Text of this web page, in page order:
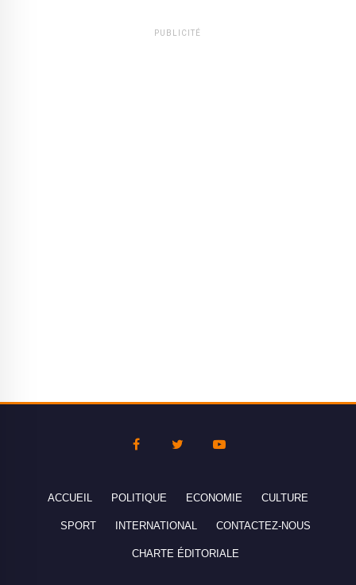
PUBLICITÉ
ACCUEIL POLITIQUE ECONOMIE CULTURE
SPORT INTERNATIONAL CONTACTEZ-NOUS
CHARTE ÉDITORIALE